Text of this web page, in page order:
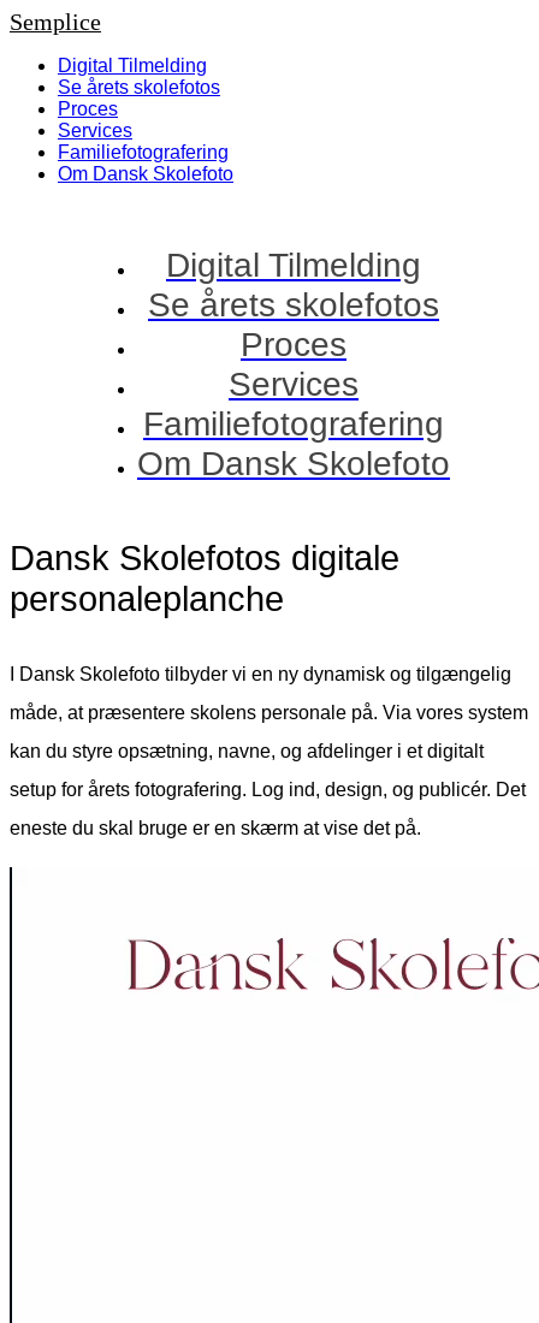
Semplice
Digital Tilmelding
Se årets skolefotos
Proces
Services
Familiefotografering
Om Dansk Skolefoto
Digital Tilmelding
Se årets skolefotos
Proces
Services
Familiefotografering
Om Dansk Skolefoto
Dansk Skolefotos digitale
personaleplanche
I Dansk Skolefoto tilbyder vi en ny dynamisk og tilgængelig
måde, at præsentere skolens personale på. Via vores system
kan du styre opsætning, navne, og afdelinger i et digitalt
setup for årets fotografering. Log ind, design, og publicér. Det
eneste du skal bruge er en skærm at vise det på.